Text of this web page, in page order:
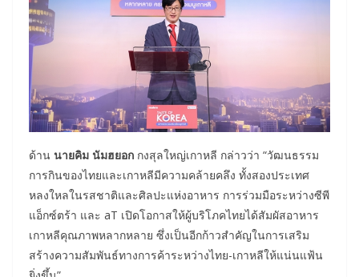
ด้าน นายคิม นัมฮยอก กงสุลใหญ่เกาหลี กล่าวว่า “วัฒนธรรม
การกินของไทยและเกาหลีมีความคล้ายคลึง ทั้งสองประเทศ
หลงใหลในรสชาติและศิลปะแห่งอาหาร การร่วมมือระหว่างซีพี
แอ็กซ์ตร้า และ aT เปิดโอกาสให้ผู้บริโภคไทยได้สัมผัสอาหาร
เกาหลีคุณภาพหลากหลาย ซึ่งเป็นอีกก้าวสำคัญในการเสริม
สร้างความสัมพันธ์ทางการค้าระหว่างไทย-เกาหลีให้แน่นแฟ้น